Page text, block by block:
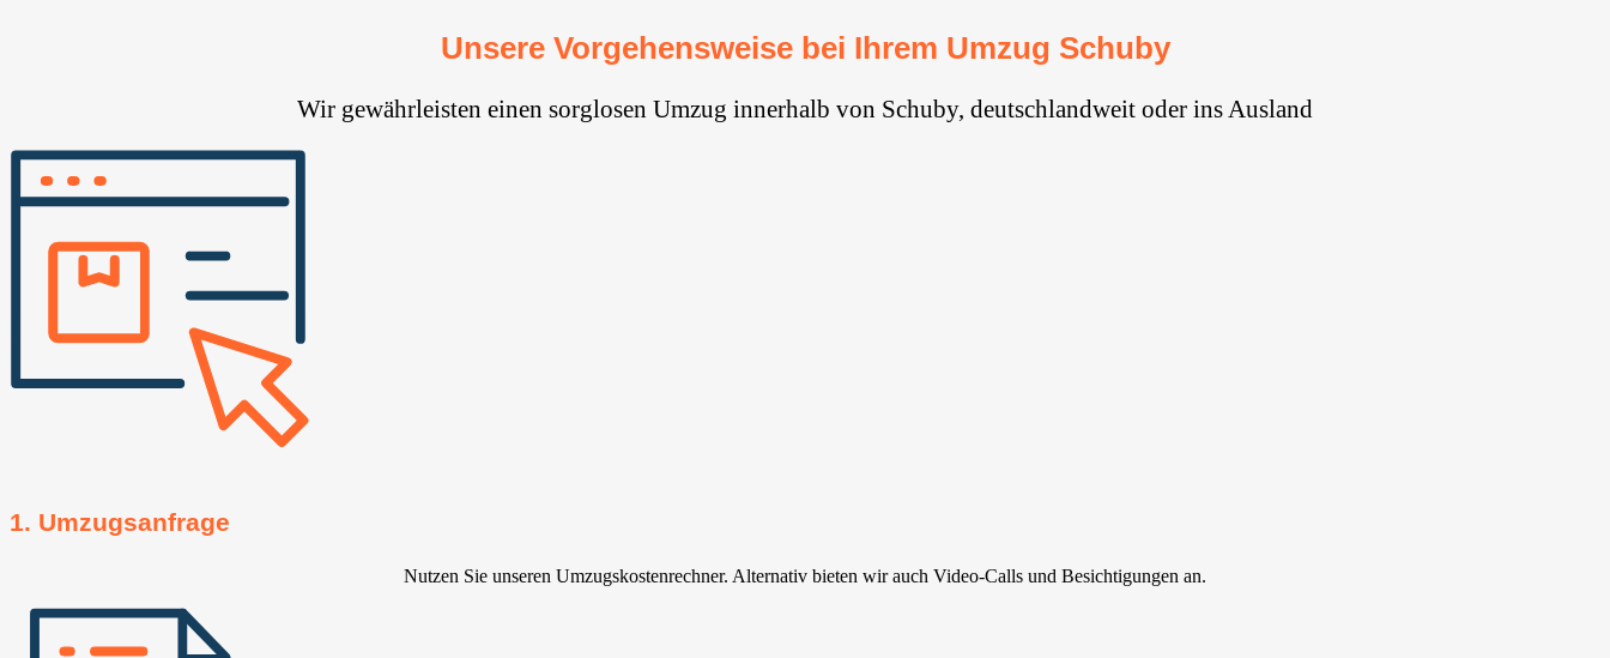
Unsere Vorgehensweise bei Ihrem Umzug Schuby
Wir gewährleisten einen sorglosen Umzug innerhalb von Schuby, deutschlandweit oder ins Ausland
1. Umzugsanfrage
Nutzen Sie unseren Umzugskostenrechner. Alternativ bieten wir auch Video-Calls und Besichtigungen an.